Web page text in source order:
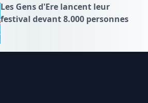
Les Gens d'Ere lancent leur
festival devant 8.000 personnes